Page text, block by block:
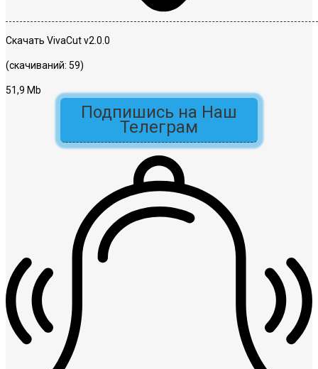
Скачать VivaCut v2.0.0
(скачиваний: 59)
51,9 Mb
Подпишись на Наш
Телеграм